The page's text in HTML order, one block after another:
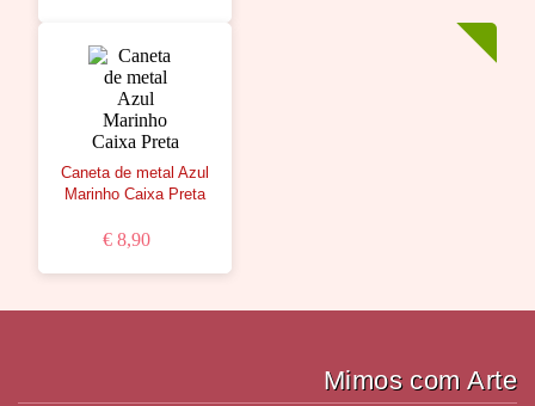
Caneta de metal Azul
Marinho Caixa Preta
€ 8,90
Mimos com Arte